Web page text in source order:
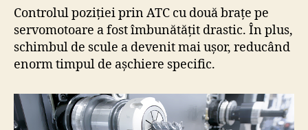
Controlul poziției prin ATC cu două brațe pe
servomotoare a fost îmbunătățit drastic. În plus,
schimbul de scule a devenit mai ușor, reducând
enorm timpul de așchiere specific.